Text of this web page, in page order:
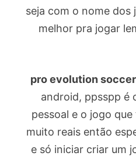
seja com o nome dos
melhor pra jogar
pro evolution
android, ppsspp é
pessoal e o jogo
muito reais então
e só iniciar criar um